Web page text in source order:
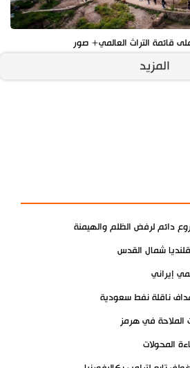
قائمة التراث العالمي+ صور
المزيد
دائم لرفض الظلم والهيمنة
شمال القدس
إيراني
ناقلة نفط سعودية
الملاحة في هرمز
المحولات